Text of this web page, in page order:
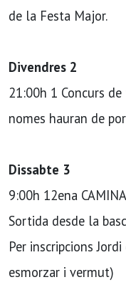
de la Festa Major.
Divendres 2
21:00h 1 Concurs
nomes hauran de
Dissabte 3
9:00h 12ena
Sortida desde la
Per inscripcions
esmorzar i vermut)